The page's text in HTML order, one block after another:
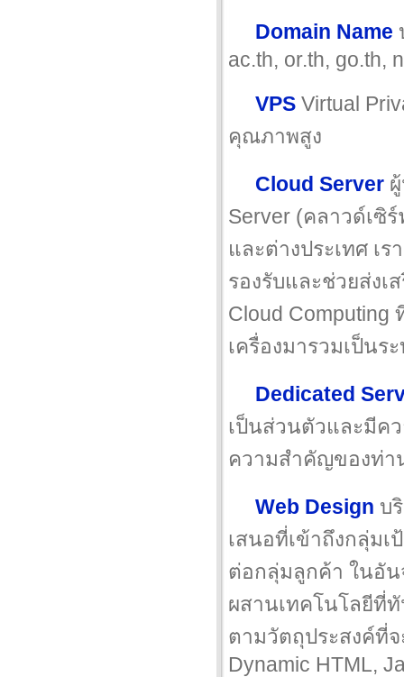
Domain Name
ac.th, or.th, go.th,
VPS Virtual
คุณภาพสูง
Cloud Server
Server (คลาวด์เซิ
และต่างประเทศ เ
รองรับและช่วยส่ง
Cloud Computing
เครื่องมารวมเป็นร
Dedicated
เป็นส่วนตัวและมีค
ความสำคัญของท่า
Web Design บ
เสนอที่เข้าถึงกลุ่มเ
ต่อกลุ่มลูกค้า ในอัน
ผสานเทคโนโลยีที่
ตามวัตถุประสงค์ที่
Dynamic HTML,